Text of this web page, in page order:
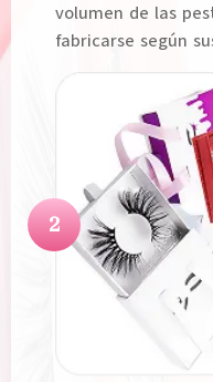
volumen de las
fabricarse según
2